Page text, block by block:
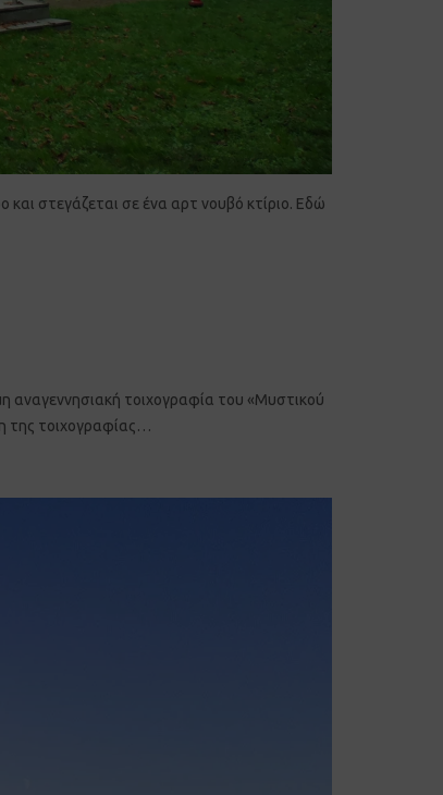
και στεγάζεται σε ένα αρτ νουβό κτίριο. Εδώ
αναγεννησιακή τοιχογραφία του «Μυστικού
της τοιχογραφίας…